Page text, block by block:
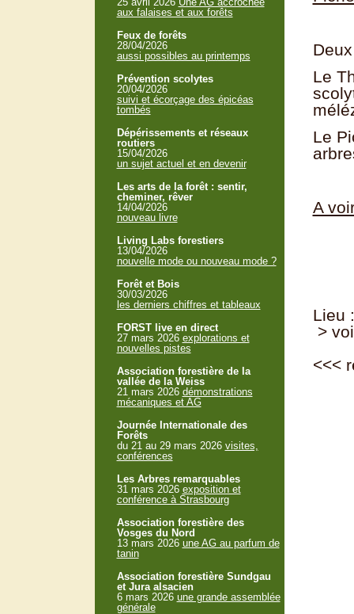
Le
Le
A
Lieu
>
<<<
aux falaises et aux forêts
Feux de forêts
28/04/2026
aussi possibles au printemps
Prévention scolytes
20/04/2026
suivi et écorçage des épicéas
tombés
Dépérissements et réseaux
routiers
15/04/2026
un sujet actuel et en devenir
Les arts de la forêt : sentir,
cheminer, rêver
14/04/2026
nouveau livre
Living Labs forestiers
13/04/2026
nouvelle mode ou nouveau mode ?
Forêt et Bois
30/03/2026
les derniers chiffres et tableaux
FORST live en direct
27 mars 2026 explorations et
nouvelles pistes
Association forestière de la
vallée de la Weiss
21 mars 2026 démonstrations
mécaniques et AG
Journée Internationale des
Forêts
du 21 au 29 mars 2026 visites,
conférences
Les Arbres remarquables
31 mars 2026 exposition et
conférence à Strasbourg
Association forestière des
Vosges du Nord
13 mars 2026 une AG au parfum de
tanin
Association forestière Sundgau
et Jura alsacien
6 mars 2026 une grande assemblée
générale